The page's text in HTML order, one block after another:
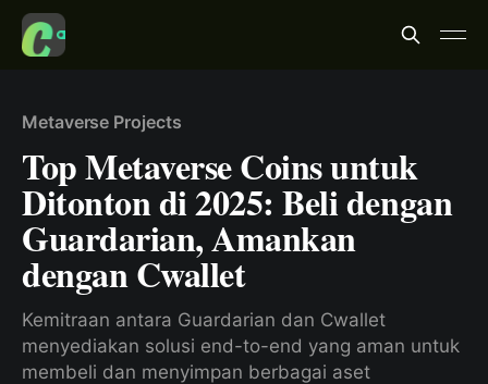
Metaverse Projects
Top Metaverse Coins untuk
Ditonton di 2025: Beli dengan
Guardarian, Amankan
dengan Cwallet
Kemitraan antara Guardarian dan Cwallet
menyediakan solusi end-to-end yang aman untuk
membeli dan menyimpan berbagai aset